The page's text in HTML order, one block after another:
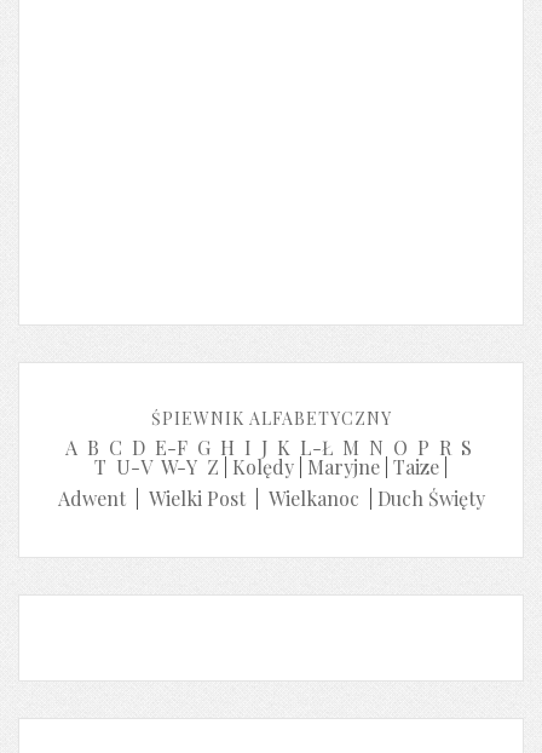
ŚPIEWNIK ALFABETYCZNY
A B C D E-F G H I J K L-Ł M N O P R S
T U-V W-Y Z Kolędy Maryjne Taize
Adwent| Wielki Post| Wielkanoc Duch Święty